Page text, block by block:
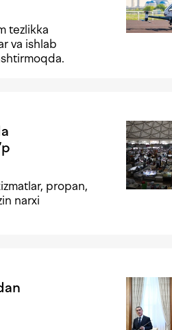
tezlikka
va ishlab
propan,
narxi